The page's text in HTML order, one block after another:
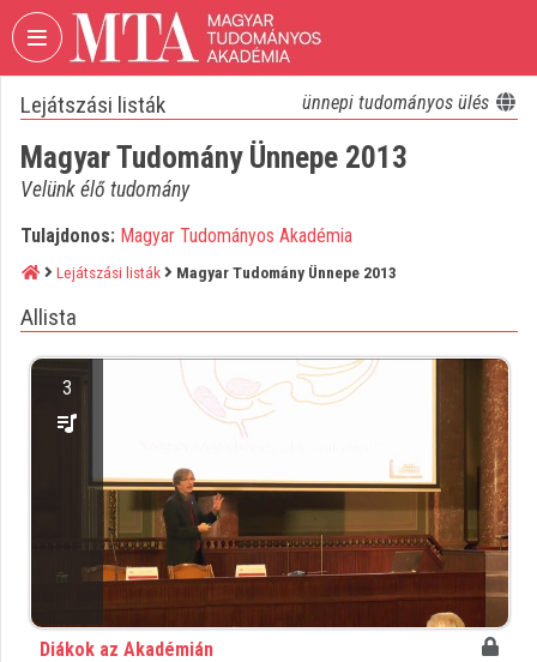
Fejléc kihagyása Menü kihagyása Tartalom kihagyása
VIDEOTORIUM
MAGYAR
TUDOMÁNYOS
AKADÉMIA
Intézményi kezdőlap
Bejelentkezés
Intézményi felfedezés
Kategóriák
Intézményi listák
Intézmények
Közreműködők
Lejátszási listák ünnepi tudományos ülés
Magyar Tudomány Ünnepe 2013
Velünk élő tudomány
Tulajdonos: Magyar Tudományos Akadémia
Lejátszási listák Magyar Tudomány Ünnepe 2013
Allista
3
Diákok az Akadémián